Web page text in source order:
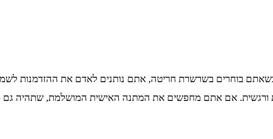
בוחרים בשרשרת חריטה, אתם נותנים לאדם את ההזדמנות
ורגשית. אם אתם מחפשים את המתנה האישית המושלמת, שתהיה